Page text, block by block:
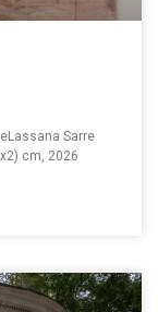
Sarre
cm, 2026